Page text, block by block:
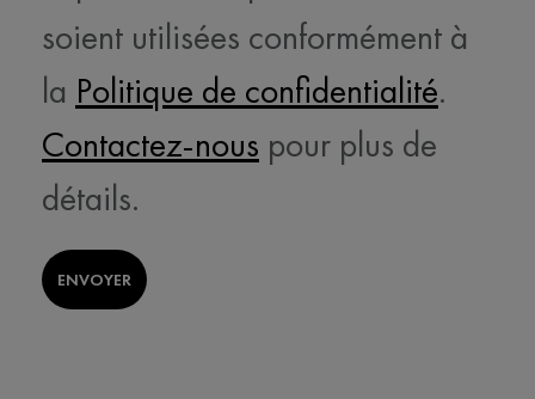
soient utilisées conformément à
la Politique de confidentialité.
Contactez-nous pour plus de
détails.
ENVOYER